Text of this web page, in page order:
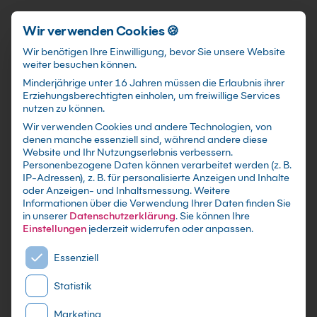
Förderungen training@kebel.de +49 231 5191986 Anmelden
Suchen
Inventor Kursein
Krefeld
Wir verwenden Cookies 🍪
Wir benötigen Ihre Einwilligung, bevor Sie unsere Website
weiter besuchen können.
Minderjährige unter 16 Jahren müssen die Erlaubnis ihrer
Erziehungsberechtigten einholen, um freiwillige Services
nutzen zu können.
Wir verwenden Cookies und andere Technologien, von
denen manche essenziell sind, während andere diese
Website und Ihr Nutzungserlebnis verbessern.
Personenbezogene Daten können verarbeitet werden (z. B.
IP-Adressen), z. B. für personalisierte Anzeigen und Inhalte
oder Anzeigen- und Inhaltsmessung.Weitere
Informationen über die Verwendung Ihrer Daten finden Sie
in unserer Datenschutzerklärung.Sie können Ihre
Einstellungen jederzeit widerrufen oder anpassen.
Es folgt eine Liste der Service-Gruppen, für die eine
Essenziell
Statistik
Marketing